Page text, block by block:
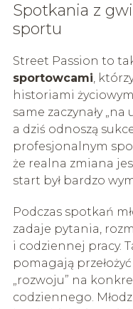
Spotkania z
sportu
Street Passion to
sportowcami,
historiami
same zaczynały
a dziś odnoszą
profesjonalnym
że realna zmiana
start był bardzo
Podczas spotkań
zadaje pytania,
i codziennej pracy.
pomagają
„rozwoju” na
codziennego.